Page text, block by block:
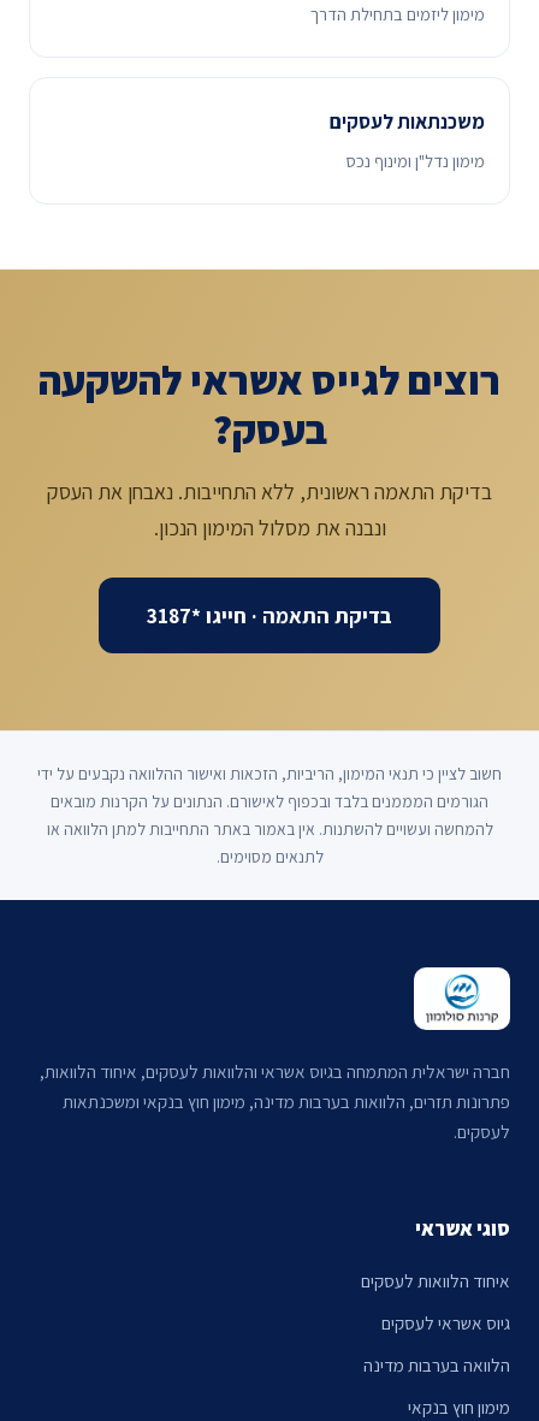
מימון ליזמים בתחילת הדרך
משכנתאות לעסקים
מימון נדל"ן ומינוף נכס
רוצים לגייס אשראי להשקעה
בעסק?
בדיקת התאמה ראשונית, ללא התחייבות. נאבחן את העסק
ונבנה את מסלול המימון הנכון.
בדיקת התאמה · חייגו *3187
חשוב לציין כי תנאי המימון, הריביות, הזכאות ואישור ההלוואה נקבעים על ידי
הגורמים המממנים בלבד ובכפוף לאישורם. הנתונים על הקרנות מובאים
להמחשה ועשויים להשתנות. אין באמור באתר התחייבות למתן הלוואה או
לתנאים מסוימים.
חברה ישראלית המתמחה בגיוס אשראי והלוואות לעסקים, איחוד הלוואות,
פתרונות תזרים, הלוואות בערבות מדינה, מימון חוץ בנקאי ומשכנתאות
לעסקים.
סוגי אשראי
איחוד הלוואות לעסקים
גיוס אשראי לעסקים
הלוואה בערבות מדינה
מימון חוץ בנקאי